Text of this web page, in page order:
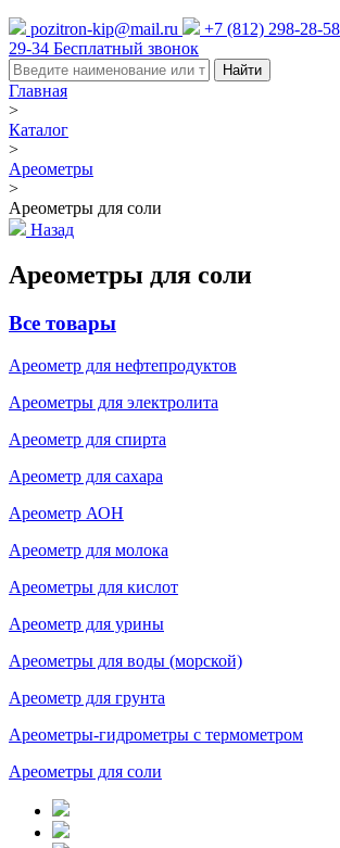
pozitron-kip@mail.ru +7 (812) 298-28-58
29-34 Бесплатный звонок
Найти
Главная
>
Каталог
>
Ареометры
>
Ареометры для соли
Назад
Ареометры для соли
Все товары
Ареометр для нефтепродуктов
Ареометры для электролита
Ареометр для спирта
Ареометр для сахара
Ареометр АОН
Ареометр для молока
Ареометры для кислот
Ареометр для урины
Ареометры для воды (морской)
Ареометр для грунта
Ареометры-гидрометры с термометром
Ареометры для соли